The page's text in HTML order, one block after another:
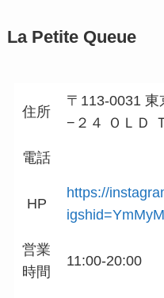
La Petite Queue
住所
〒113-0031 東
−２４ ＯＬＤ
電話
HP
https://
営業
時間
11:00-20:00